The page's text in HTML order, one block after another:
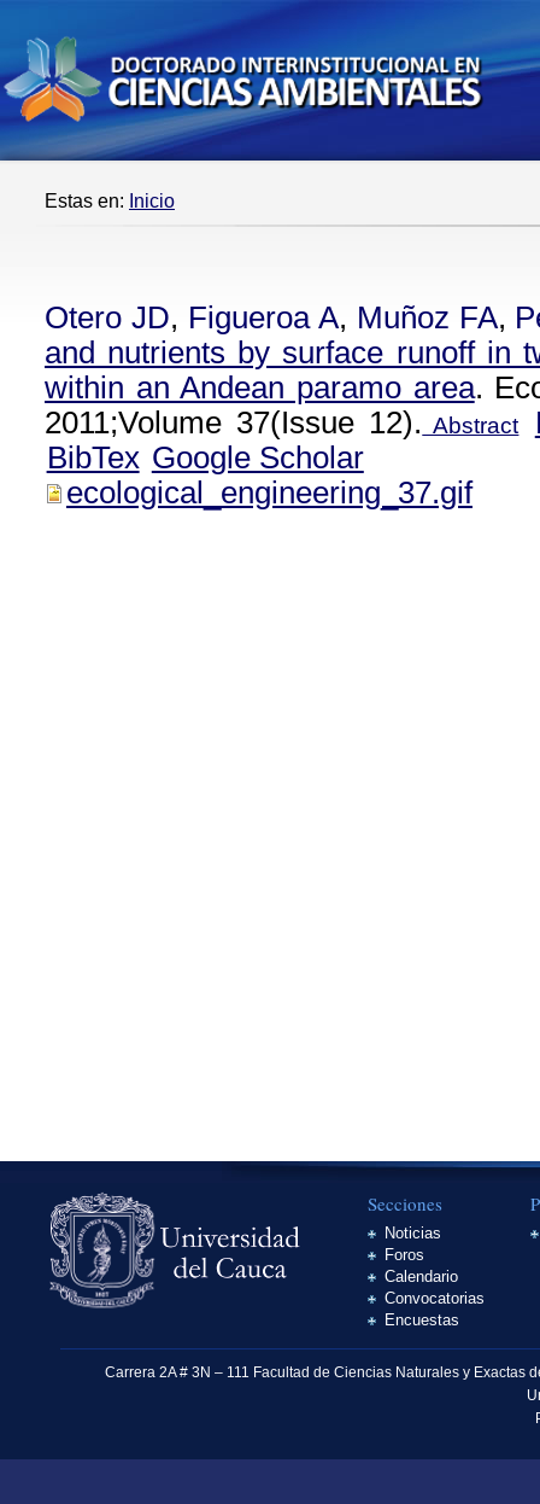
Estas en: Inicio
Otero JD, Figueroa A, Muñoz FA,
and nutrients by surface runoff in
within an Andean paramo area.
2011;Volume 37(Issue 12). Abstract
BibTex Google Scholar
ecological_engineering_37.gif
Secciones
Noticias
Foros
Calendario
Convocatorias
Encuestas
Carrera 2A # 3N – 111 Facultad de Ciencias Naturales y